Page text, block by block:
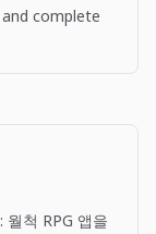
complete
척 RPG 앱을